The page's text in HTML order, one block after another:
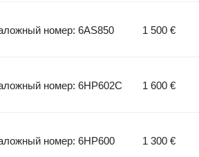
номер: 6AS850 1 500 €
номер: 6HP602C 1 600 €
номер: 6HP600 1 300 €